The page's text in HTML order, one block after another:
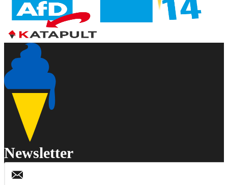
Newsletter